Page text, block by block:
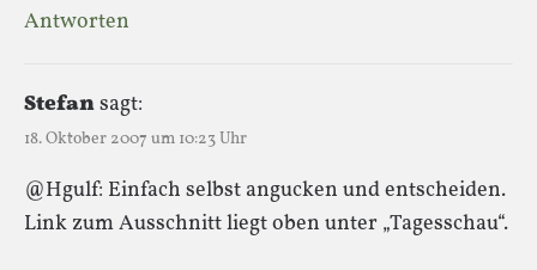
Antworten
Stefansagt:
18. Oktober 2007 um 10:23 Uhr
@Hgulf: Einfach selbst angucken und entscheiden.
Link zum Ausschnitt liegt oben unter „Tagesschau“.